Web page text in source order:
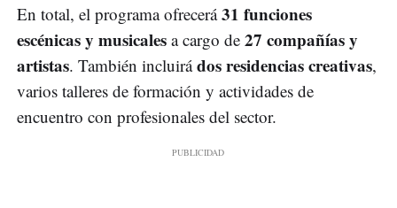
En total, el programa ofrecerá31 funciones
escénicas y musicales a cargo de 27 compañías y
artistas. También incluirádos residencias creativas,
varios talleres de formación y actividades de
encuentro con profesionales del sector.